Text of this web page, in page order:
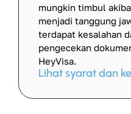
mungkin timbul
menjadi tanggung
terdapat kesalahan
pengecekan
HeyVisa.
Lihat syarat dan